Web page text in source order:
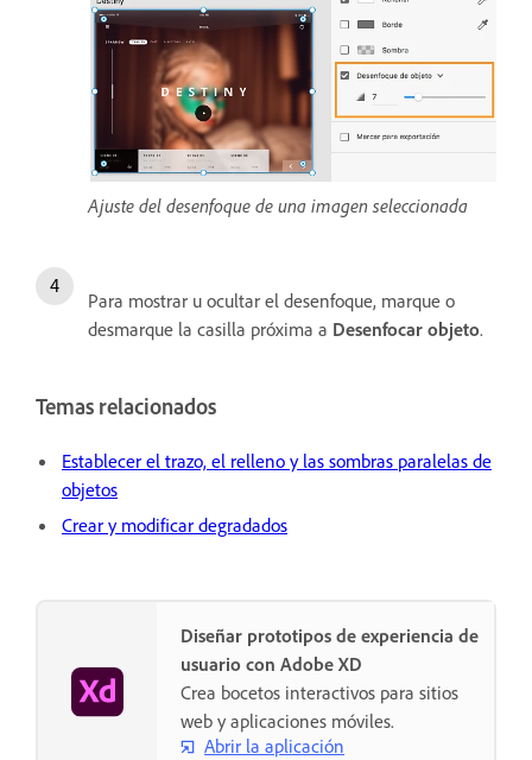
Ajuste del desenfoque de una imagen seleccionada
Para mostrar u ocultar el desenfoque, marque o
desmarque la casilla próxima a Desenfocar objeto.
Temas relacionados
Establecer el trazo, el relleno y las sombras paralelas de
objetos
Crear y modificar degradados
Diseñar prototipos de experiencia de
usuario con Adobe XD
Crea bocetos interactivos para sitios
web y aplicaciones móviles.
Abrir la aplicación